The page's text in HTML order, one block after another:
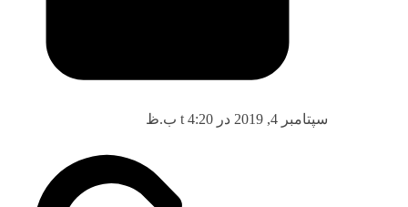
سپتامبر 4, 2019 در t 4:20 ب.ظ